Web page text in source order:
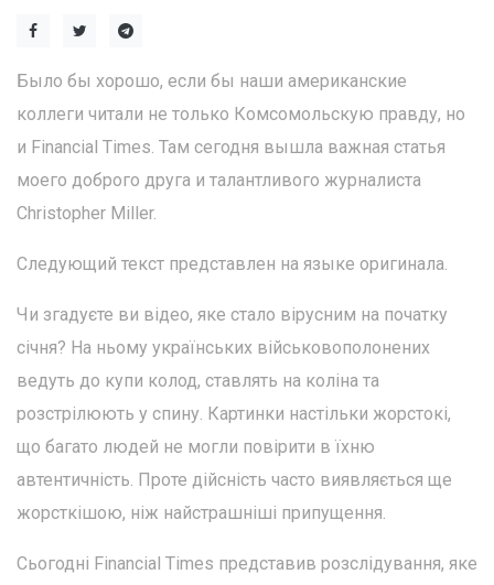
Было бы хорошо, если бы наши американские
коллеги читали не только Комсомольскую правду, но
и Financial Times. Там сегодня вышла важная статья
моего доброго друга и талантливого журналиста
Christopher Miller.
Следующий текст представлен на языке оригинала.
Чи згадуєте ви відео, яке стало вірусним на початку
січня? На ньому українських військовополонених
ведуть до купи колод, ставлять на коліна та
розстрілюють у спину. Картинки настільки жорстокі,
що багато людей не могли повірити в їхню
автентичність. Проте дійсність часто виявляється ще
жорсткішою, ніж найстрашніші припущення.
Сьогодні Financial Times представив розслідування, яке